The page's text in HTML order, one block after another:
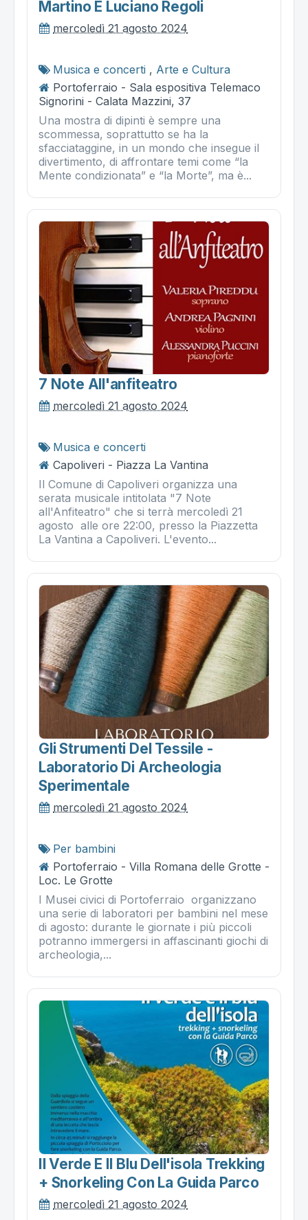
Martino E Luciano Regoli
mercoledì 21 agosto 2024
Musica e concerti , Arte e Cultura
Portoferraio - Sala espositiva Telemaco
Signorini - Calata Mazzini, 37
Una mostra di dipinti è sempre una
scommessa, soprattutto se ha la
sfacciataggine, in un mondo che insegue il
divertimento, di affrontare temi come “la
Mente condizionata” e “la Morte”, ma è...
7 Note All'anfiteatro
mercoledì 21 agosto 2024
Musica e concerti
Capoliveri - Piazza La Vantina
Il Comune di Capoliveri organizza una
serata musicale intitolata "7 Note
all'Anfiteatro" che si terrà mercoledì 21
agosto alle ore 22:00, presso la Piazzetta
La Vantina a Capoliveri. L'evento...
Gli Strumenti Del Tessile -
Laboratorio Di Archeologia
Sperimentale
mercoledì 21 agosto 2024
Per bambini
Portoferraio - Villa Romana delle Grotte -
Loc. Le Grotte
I Musei civici di Portoferraio organizzano
una serie di laboratori per bambini nel mese
di agosto: durante le giornate i più piccoli
potranno immergersi in affascinanti giochi di
archeologia,...
Il Verde E Il Blu Dell'isola Trekking
+ Snorkeling Con La Guida Parco
mercoledì 21 agosto 2024